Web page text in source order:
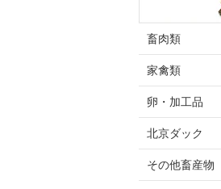
畜肉類
家禽類
卵・加工品
北京ダック
その他畜産物